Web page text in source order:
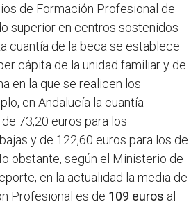
de Formación Profesional de
superior en centros sostenidos
cuantía de la beca se establece
cápita de la unidad familiar y de
en la que se realicen los
en Andalucía la cuantía
73,20 euros para los
y de 122,60 euros para los de
obstante, según el Ministerio de
en la actualidad la media de
Profesional es de 109 euros al